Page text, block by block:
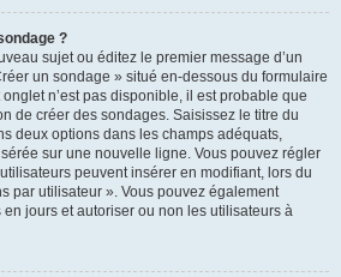
?
sujet ou éditez le premier message d’un
un sondage » situé en-dessous du formulaire
n’est pas disponible, il est probable que
de créer des sondages. Saisissez le titre du
deux options dans les champs adéquats,
sur une nouvelle ligne. Vous pouvez régler
peuvent insérer en modifiant, lors du
par utilisateur ». Vous pouvez également
jours et autoriser ou non les utilisateurs à